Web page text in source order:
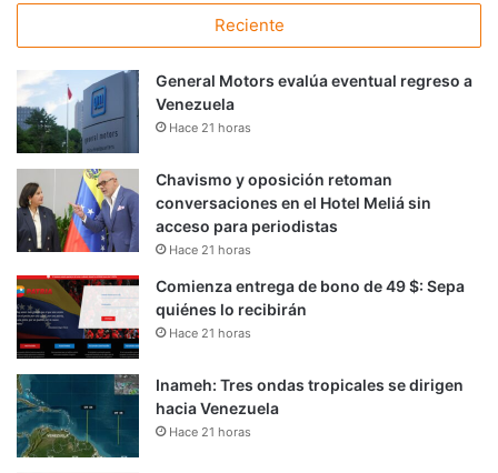
Reciente
General Motors evalúa eventual regreso a
Venezuela
Hace 21 horas
Chavismo y oposición retoman
conversaciones en el Hotel Meliá sin
acceso para periodistas
Hace 21 horas
Comienza entrega de bono de 49 $: Sepa
quiénes lo recibirán
Hace 21 horas
Inameh: Tres ondas tropicales se dirigen
hacia Venezuela
Hace 21 horas